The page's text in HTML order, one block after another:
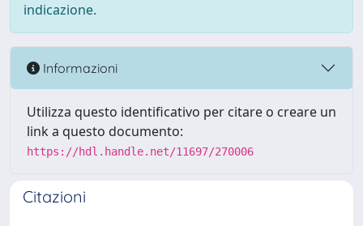
indicazione.
Informazioni
Utilizza questo identificativo per citare o creare un
link a questo documento:
https://hdl.handle.net/11697/270006
Citazioni